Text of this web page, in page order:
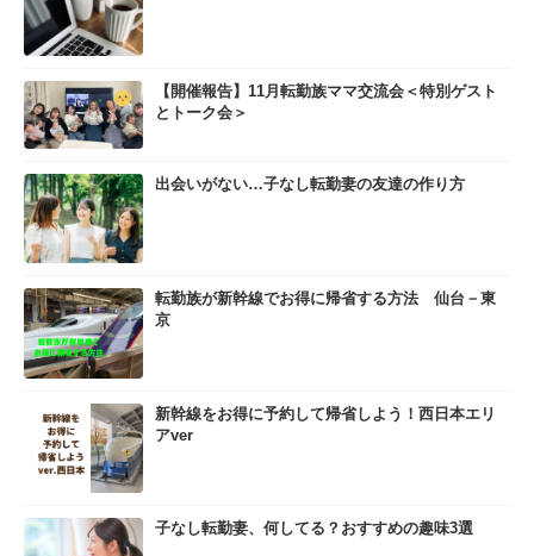
【開催報告】11月転勤族ママ交流会＜特別ゲスト
とトーク会＞
出会いがない…子なし転勤妻の友達の作り方
転勤族が新幹線でお得に帰省する方法 仙台－東
京
新幹線をお得に予約して帰省しよう！西日本エリ
アver
子なし転勤妻、何してる？おすすめの趣味3選